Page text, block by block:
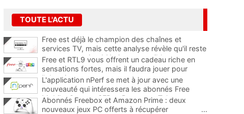
TOUTE L'ACTU
Free est déjà le champion des chaînes et
services TV, mais cette analyse révèle qu'il reste
encore au moins 141 ajouts possibles
Free et RTL9 vous offrent un cadeau riche en
sensations fortes, mais il faudra jouer pour
l'obtenir
L'application nPerf se met à jour avec une
nouveauté qui intéressera les abonnés Free
Mobile, Orange, SFR et Bouygues Telecom
Abonnés Freebox et Amazon Prime : deux
nouveaux jeux PC offerts à récupérer
...